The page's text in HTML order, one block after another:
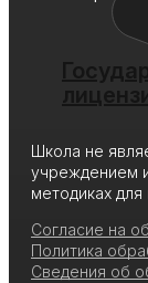
Школа не
учреждением
методиках
Согласие на
Политика
Сведения об